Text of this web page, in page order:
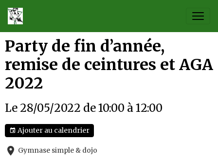
Party de fin d’année,
remise de ceintures et AGA
2022
Le 28/05/2022 de 10:00 à 12:00
Ajouter au calendrier
Gymnase simple & dojo